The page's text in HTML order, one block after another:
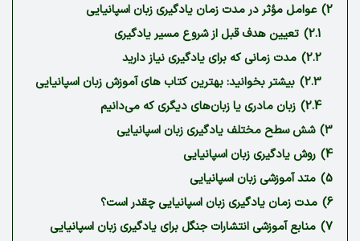
2) عوامل مؤثر در مدت زمان یادگیری زبان اسپانیایی
2.1) تعیین هدف قبل از شروع مسیر یادگیری
2.2) مدت زمانی که برای یادگیری نیاز دارید
2.3) بیشتر بخوانید: بهترین کتاب های آموزش زبان اسپانیایی
2.4) زبان مادری یا زبان‌های دیگری که می‌دانیم
3) شش سطح مختلف یادگیری زبان اسپانیایی
4) روش یادگیری زبان اسپانیایی
5) متد آموزشی زبان اسپانیایی
6) مدت زمان یادگیری زبان اسپانیایی چقدر است؟
7) منابع آموزشی انتشارات جنگل برای یادگیری زبان اسپانیایی